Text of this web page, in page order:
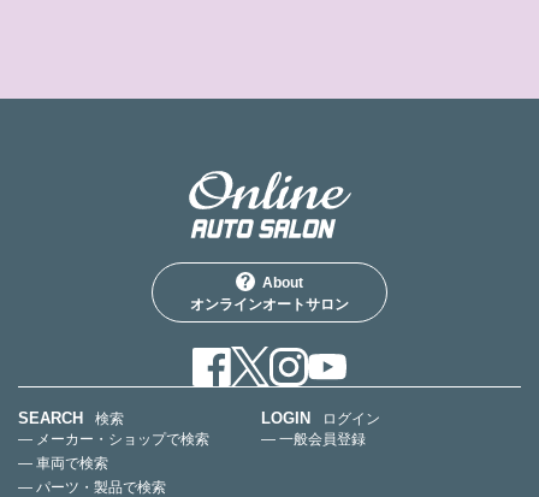
About
オンラインオートサロン
SEARCH
検索
— メーカー・ショップで検索
— 車両で検索
— パーツ・製品で検索
LOGIN
ログイン
— 一般会員登録